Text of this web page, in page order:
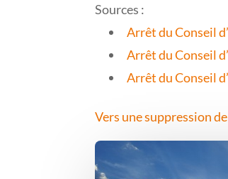
Sources :
Arrêt du Conseil
Arrêt du Conseil
Arrêt du Conseil
Vers une suppression